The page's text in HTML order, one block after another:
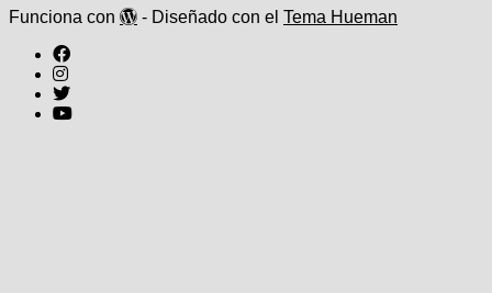
Funciona con
- Diseñado con el Tema Hueman